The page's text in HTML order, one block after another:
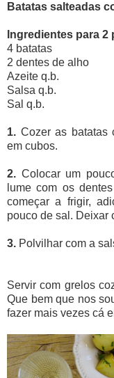
Batatas salteadas
Ingredientes para 2
4 batatas
2 dentes de alho
Azeite q.b.
Salsa q.b.
Sal q.b.
1. Cozer as batatas
em cubos.
2. Colocar um
lume com os
começar a frigir,
pouco de sal. Deixar
3. Polvilhar com a
Servir com grelos
Que bem que nos
fazer mais vezes cá